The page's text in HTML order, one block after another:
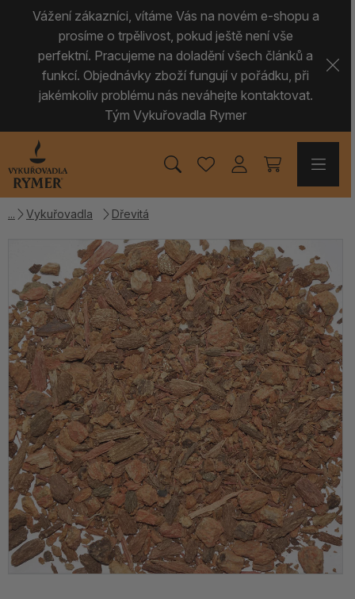
Vážení zákazníci, vítáme Vás na novém e-shopu a
prosíme o trpělivost, pokud ještě není vše
perfektní. Pracujeme na doladění všech článků a
funkcí. Objednávky zboží fungují v pořádku, při
jakémkoliv problému nás neváhejte kontaktovat.
Tým Vykuřovadla Rymer
Vykuřovadla Dřevitá